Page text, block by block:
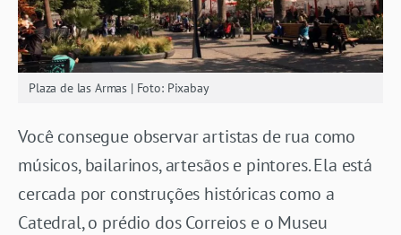
Plaza de las Armas | Foto: Pixabay
Você consegue observar artistas de rua como
músicos, bailarinos, artesãos e pintores. Ela está
cercada por construções históricas como a
Catedral, o prédio dos Correios e o Museu